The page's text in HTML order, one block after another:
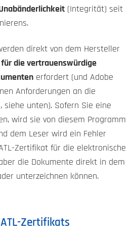
(Integrität) seit
direkt von dem Hersteller
für die vertrauenswürdige
erfordert (und Adobe
Anforderungen an die
siehe unten). Sofern Sie eine
wird sie von diesem Programm
dem Leser wird ein Fehler
Zertifikat für die elektronische
die Dokumente direkt in dem
unterzeichnen können.
Zertifikats